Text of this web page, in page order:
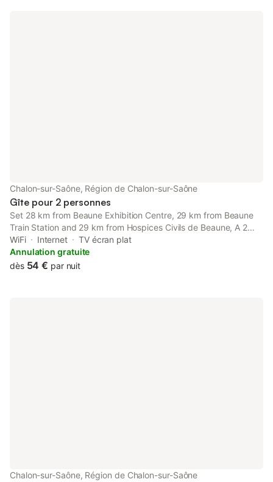
Chalon-sur-Saône, Région de Chalon-sur-Saône
Gîte pour 2 personnes
Set 28 km from Beaune Exhibition Centre, 29 km from Beaune
Train Station and 29 km from Hospices Civils de Beaune, A 2
pas de la gare offers accommodation located in Chalon-sur-
Saône.
WiFi Internet
TV écran plat
Annulation gratuite
dès 54 € par nuit
Chalon-sur-Saône, Région de Chalon-sur-Saône